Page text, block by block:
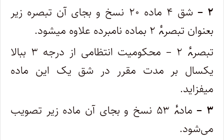
۲ –
شق ۴ ماده ۲۰ نسخ و بجای آن تبصره زیر
بعنوان تبصرۂ ۲ بماده نامبرده علاوه میشود.
تبصرۂ ۲ – محکومیت انتظامی از درجه ۳ ببالا
یکسال بر مدت مقرر در شق یک این ماده
میفزاید.
۳ –
مادۂ ۵۳ نسخ و بجای آن ماده زیر تصویب
می‌شود.